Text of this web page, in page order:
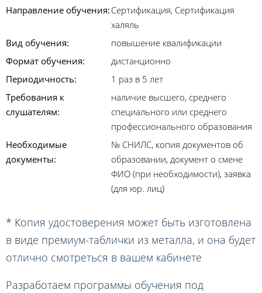
Направление обучения: Сертификация, Сертификация
халяль
Вид обучения:
повышение квалификации
Формат обучения:
дистанционно
Периодичность:
1 раз в 5 лет
Требования к
слушателям:
наличие высшего, среднего
специального или среднего
профессионального образования
Необходимые
документы:
№ СНИЛС, копия документов об
образовании, документ о смене
ФИО (при необходимости), заявка
(для юр. лиц)
* Копия удостоверения может быть изготовлена
в виде премиум-таблички из металла, и она будет
отлично смотреться в вашем кабинете
Разработаем программы обучения под